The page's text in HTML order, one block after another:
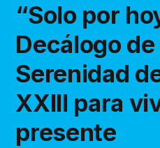
“Solo por
Decálogo de
Serenidad
XXIII para
presente